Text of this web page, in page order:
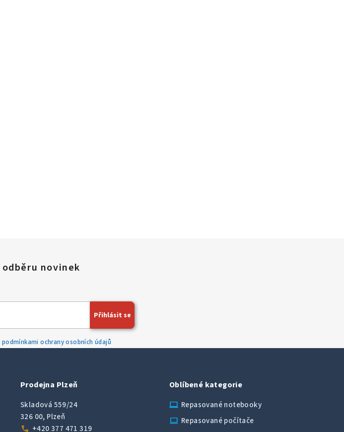
podmínkami ochrany osobních údajů
Přihlásit se
Prodejna Plzeň
Skladová 559/24
326 00, Plzeň
call +420 377 471 319
Oblíbené kategorie
laptop_chromebook Repasované notebooky
computer Repasované počítače